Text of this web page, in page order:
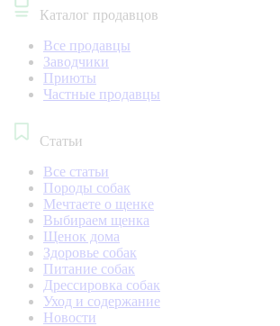
Каталог продавцов
Все продавцы
Заводчики
Приюты
Частные продавцы
Статьи
Все статьи
Породы собак
Мечтаете о щенке
Выбираем щенка
Щенок дома
Здоровье собак
Питание собак
Дрессировка собак
Уход и содержание
Новости